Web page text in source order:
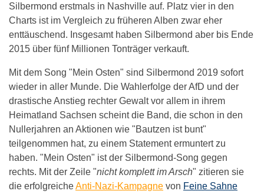
Silbermond erstmals in Nashville auf. Platz vier in den
Charts ist im Vergleich zu früheren Alben zwar eher
enttäuschend. Insgesamt haben Silbermond aber bis Ende
2015 über fünf Millionen Tonträger verkauft.
Mit dem Song "Mein Osten" sind Silbermond 2019 sofort
wieder in aller Munde. Die Wahlerfolge der AfD und der
drastische Anstieg rechter Gewalt vor allem in ihrem
Heimatland Sachsen scheint die Band, die schon in den
Nullerjahren an Aktionen wie "Bautzen ist bunt"
teilgenommen hat, zu einem Statement ermuntert zu
haben. "Mein Osten" ist der Silbermond-Song gegen
rechts. Mit der Zeile "nicht komplett im Arsch" zitieren sie
die erfolgreicheAnti-Nazi-Kampagne von Feine Sahne